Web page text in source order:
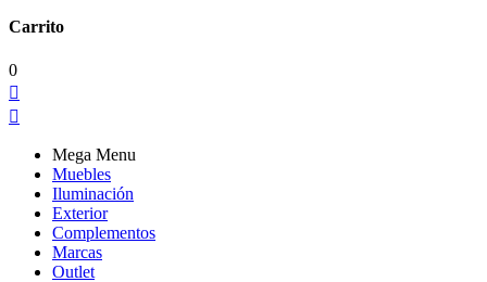
Carrito
0


Mega Menu
Muebles
Iluminación
Exterior
Complementos
Marcas
Outlet